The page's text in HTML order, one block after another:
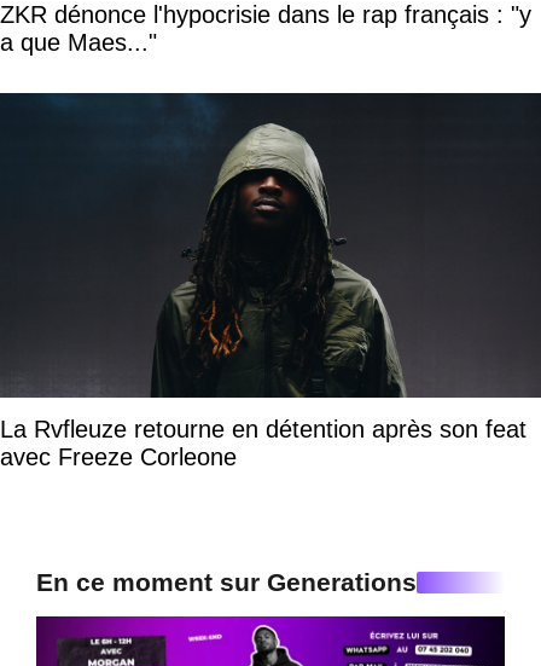
ZKR dénonce l'hypocrisie dans le rap français : "y
a que Maes..."
La Rvfleuze retourne en détention après son feat
avec Freeze Corleone
En ce moment sur Generations